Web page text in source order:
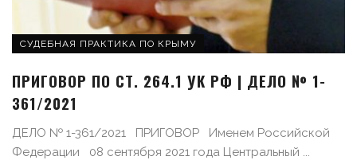
СУДЕБНАЯ ПРАКТИКА ПО КРЫМУ
ПРИГОВОР ПО СТ. 264.1 УК РФ | ДЕЛО № 1-
361/2021
ДЕЛО № 1-361/2021 ПРИГОВОР Именем Российской
Федерации 08 сентября 2021 года Центральный ...